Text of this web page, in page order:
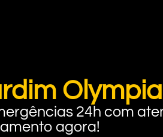
Olympia
24h com
agora!